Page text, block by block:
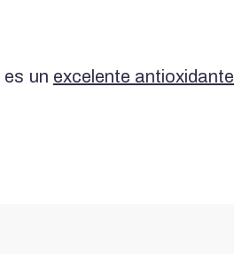
un excelente antioxidante